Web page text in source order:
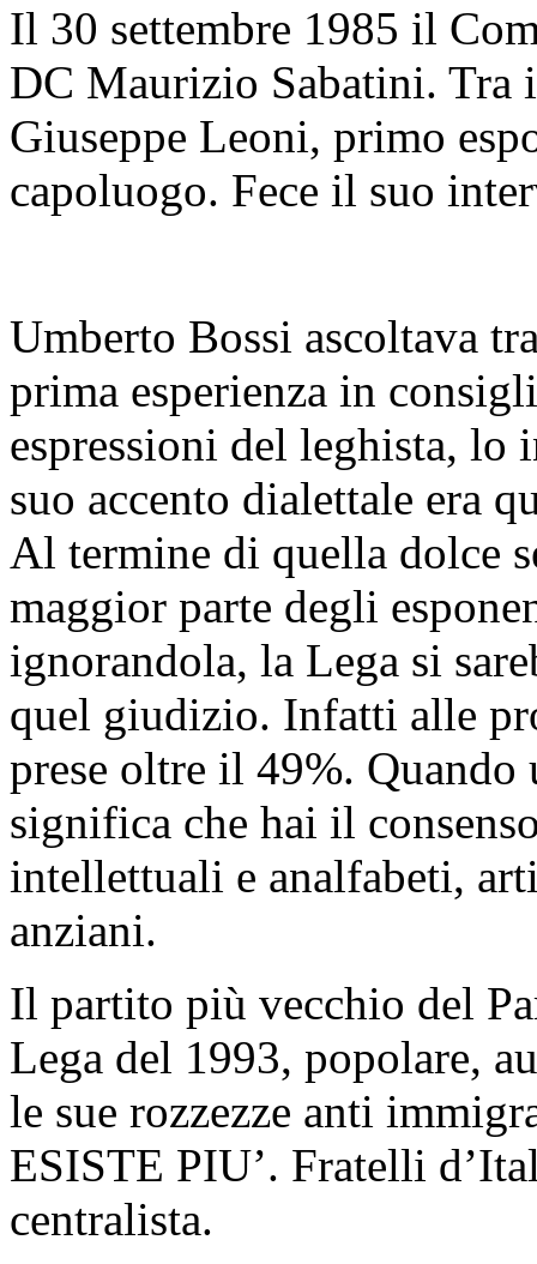
Il 30 settembre 1985 il
DC Maurizio Sabatini.
Giuseppe Leoni, primo
capoluogo. Fece il suo
Umberto Bossi ascoltava
prima esperienza in
espressioni del leghista, lo
suo accento dialettale era
Al termine di quella dolce
maggior parte degli
ignorandola, la Lega si
quel giudizio. Infatti alle
prese oltre il 49%. Quando
significa che hai il
intellettuali e analfabeti,
anziani.
Il partito più vecchio del
Lega del 1993, popolare,
le sue rozzezze anti
ESISTE PIU’. Fratelli
centralista.